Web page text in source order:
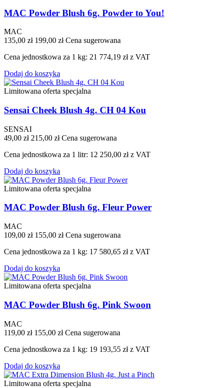
MAC Powder Blush 6g. Powder to You!
MAC
135,00 zł 199,00 zł Cena sugerowana
Cena jednostkowa za 1 kg: 21 774,19 zł z VAT
Dodaj do koszyka
Limitowana oferta specjalna
Sensai Cheek Blush 4g. CH 04 Kou
SENSAI
49,00 zł 215,00 zł Cena sugerowana
Cena jednostkowa za 1 litr: 12 250,00 zł z VAT
Dodaj do koszyka
Limitowana oferta specjalna
MAC Powder Blush 6g. Fleur Power
MAC
109,00 zł 155,00 zł Cena sugerowana
Cena jednostkowa za 1 kg: 17 580,65 zł z VAT
Dodaj do koszyka
Limitowana oferta specjalna
MAC Powder Blush 6g. Pink Swoon
MAC
119,00 zł 155,00 zł Cena sugerowana
Cena jednostkowa za 1 kg: 19 193,55 zł z VAT
Dodaj do koszyka
Limitowana oferta specjalna